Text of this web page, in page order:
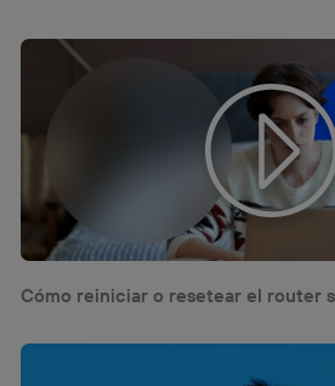
Cómo reiniciar o resetear el router